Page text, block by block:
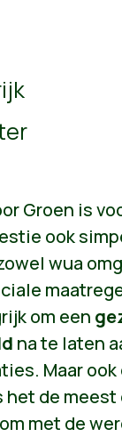
Groen is
ook
wua
om een
na te laten
Maar ook
het de
met de